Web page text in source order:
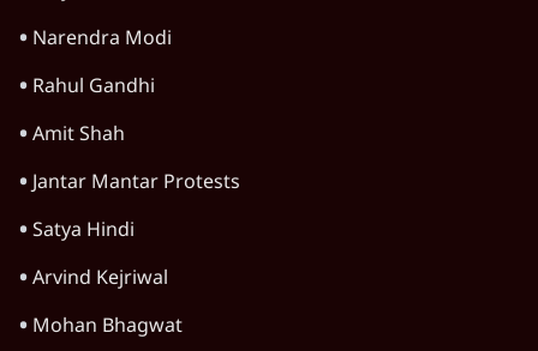
Satya Hindi Bulletin
Narendra Modi
Rahul Gandhi
Amit Shah
Jantar Mantar Protests
Satya Hindi
Arvind Kejriwal